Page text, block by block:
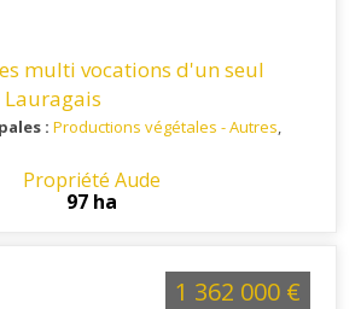
multi vocations d'un seul
: Productions végétales - Autres,
des Villes de Castelnaudary et
des grands axes routiers et aéroports
Propriété Aude
97 ha
1 362 000 €